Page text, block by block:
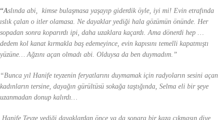
“Aslında abi, kimse bulaşmasa yaşayıp giderdik öyle, iyi mi! Evin etrafında
ıslık çalan o itler olamasa. Ne dayaklar yediği hala gözümün önünde. Her
sopadan sonra koparırdı ipi, daha uzaklara kaçardı. Ama dönerdi hep …
dedem kol kanat kırmakla baş edemeyince, evin kapısını temelli kapatmıştı
yüzüne… Ağzını açan olmadı abi. Olduysa da ben duymadım.”
“Bunca yıl Hanife teyzenin feryatlarını duymamak için radyoların sesini açan
kadınların tersine, dayağın gürültüsü sokağa taştığında, Selma eli bir şeye
uzanmadan donup kalırdı…
Hanife Teyze yediği dayaklardan önce ya da sonara bir kaza çıkmasın diye